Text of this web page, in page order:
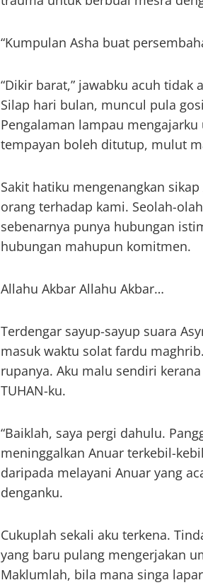
“Kumpulan Asha buat
“Dikir barat,” jawabku acuh
Silap hari bulan, muncul pula
Pengalaman lampau
tempayan boleh ditutup, mulut
Sakit hatiku mengenangkan
orang terhadap kami. Seolah-
sebenarnya punya hubungan
hubungan mahupun komitmen.
Allahu Akbar Allahu Akbar…
Terdengar sayup-sayup suara
masuk waktu solat fardu
rupanya. Aku malu sendiri
TUHAN-ku.
“Baiklah, saya pergi dahulu.
meninggalkan Anuar terkebil-
daripada melayani Anuar yang
denganku.
Cukuplah sekali aku terkena.
yang baru pulang mengerjakan
Maklumlah, bila mana singa